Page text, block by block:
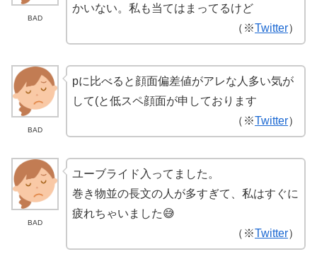
BAD
かいない。私も当てはまってるけど
（※Twitter）
BAD
pに比べると顔面偏差値がアレな人多い気が
して(と低スペ顔面が申しております
（※Twitter）
BAD
ユーブライド入ってました。
巻き物並の長文の人が多すぎて、私はすぐに
疲れちゃいました😅
（※Twitter）